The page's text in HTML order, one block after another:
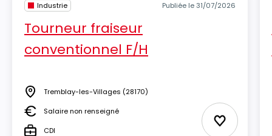
Industrie Publiée le 31/07/2026
Tourneur fraiseur
conventionnel F/H
Lieu Tremblay-les-Villages (28170)
SalaireSalaire non renseigné
CDI Ajouter